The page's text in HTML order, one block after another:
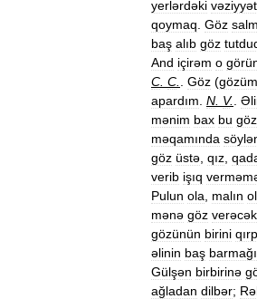
yerlərdəki
qoymaq Göz
baş alıb göz
And içirəm o
C C Göz (gözüm
apardım N V.
mənim bax bu
məqamında
göz üstə qız
verib işıq
Pulun ola malın
mənə göz verəcək
gözünün birini
əlinin baş
Gülşən birbirinə
ağladan dilbər;